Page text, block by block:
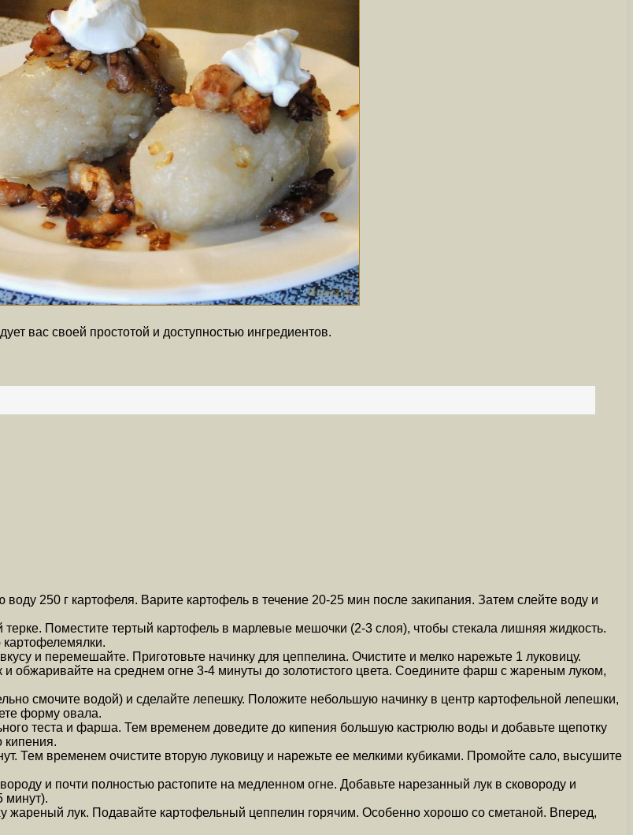
вас своей простотой и доступностью ингредиентов.
250 г картофеля. Варите картофель в течение 20-25 мин после закипания. Затем слейте воду и
Поместите тертый картофель в марлевые мешочки (2-3 слоя), чтобы стекала лишняя жидкость.
и перемешайте. Приготовьте начинку для цеппелина. Очистите и мелко нарежьте 1 луковицу.
и обжаривайте на среднем огне 3-4 минуты до золотистого цвета. Соедините фарш с жареным луком,
смочите водой) и сделайте лепешку. Положите небольшую начинку в центр картофельной лепешки,
форму овала.
теста и фарша. Тем временем доведите до кипения большую кастрюлю воды и добавьте щепотку
кипения.
Тем временем очистите вторую луковицу и нарежьте ее мелкими кубиками. Промойте сало, высушите
и почти полностью растопите на медленном огне. Добавьте нарезанный лук в сковороду и
минут).
жареный лук. Подавайте картофельный цеппелин горячим. Особенно хорошо со сметаной. Вперед,